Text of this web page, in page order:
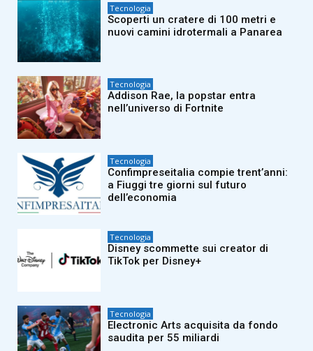
Tecnologia
Scoperti un cratere di 100 metri e
nuovi camini idrotermali a Panarea
Tecnologia
Addison Rae, la popstar entra
nell’universo di Fortnite
Tecnologia
Confimpreseitalia compie trent’anni:
a Fiuggi tre giorni sul futuro
dell’economia
Tecnologia
Disney scommette sui creator di
TikTok per Disney+
Tecnologia
Electronic Arts acquisita da fondo
saudita per 55 miliardi